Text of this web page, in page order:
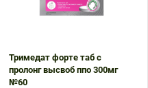
Тримедат форте таб с
пролонг высвоб ппо 300мг
№60